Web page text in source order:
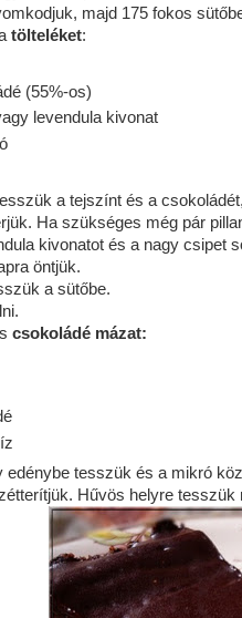
majd 175 fokos
tölteléket:
(55%-os)
levendula kivonat
a tejszínt és a
Ha szükséges még pár
kivonatot és a nagy csipet
öntjük.
a sütőbe.
csokoládé mázat:
edénybe tesszük és a mikró
Hűvös helyre tesszük